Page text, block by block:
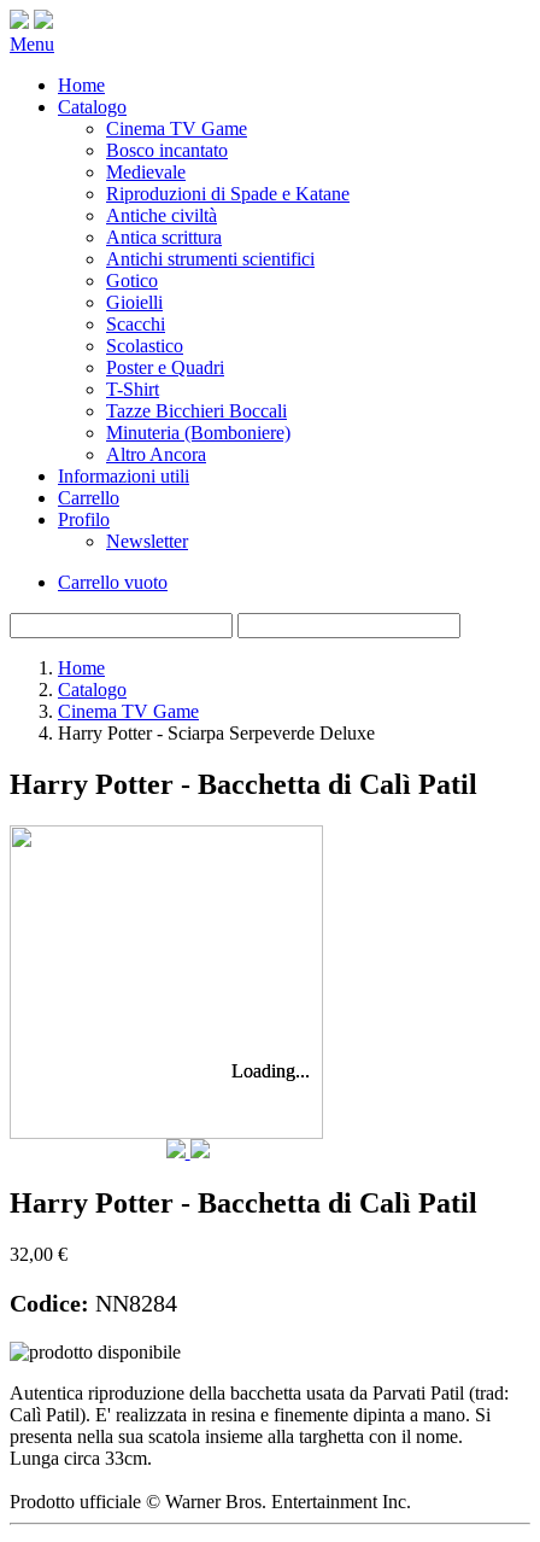
Menu
Home
Catalogo
Cinema TV Game
Bosco incantato
Medievale
Riproduzioni di Spade e Katane
Antiche civiltà
Antica scrittura
Antichi strumenti scientifici
Gotico
Gioielli
Scacchi
Scolastico
Poster e Quadri
T-Shirt
Tazze Bicchieri Boccali
Minuteria (Bomboniere)
Altro Ancora
Informazioni utili
Carrello
Profilo
Newsletter
Carrello vuoto
Home
Catalogo
Cinema TV Game
Harry Potter - Sciarpa Serpeverde Deluxe
Harry Potter - Bacchetta di Calì Patil
Loading...
Loading...
Harry Potter - Bacchetta di Calì Patil
32,00 €
Codice: NN8284
Autentica riproduzione della bacchetta usata da Parvati Patil (trad:
Calì Patil). E' realizzata in resina e finemente dipinta a mano. Si
presenta nella sua scatola insieme alla targhetta con il nome.
Lunga circa 33cm.
Prodotto ufficiale © Warner Bros. Entertainment Inc.